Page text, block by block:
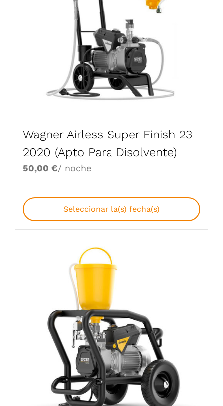
Wagner Airless Super Finish 23
2020 (Apto Para Disolvente)
50,00 €/ noche
Seleccionar la(s) fecha(s)